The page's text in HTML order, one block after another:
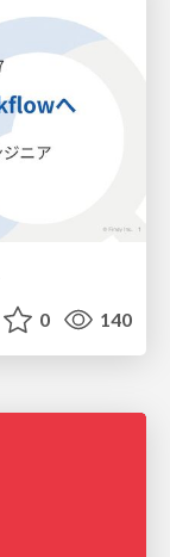
0 140